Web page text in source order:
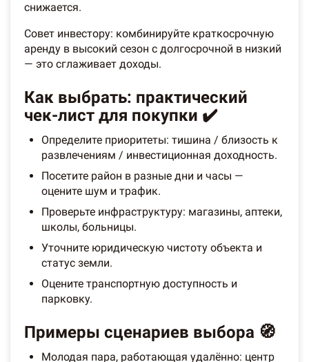
снижается.
Совет инвестору: комбинируйте краткосрочную
аренду в высокий сезон с долгосрочной в низкий
— это сглаживает доходы.
Как выбрать: практический
чек-лист для покупки ✔️
Определите приоритеты: тишина / близость к
развлечениям / инвестиционная доходность.
Посетите район в разные дни и часы —
оцените шум и трафик.
Проверьте инфраструктуру: магазины, аптеки,
школы, больницы.
Уточните юридическую чистоту объекта и
статус земли.
Оцените транспортную доступность и
парковку.
Примеры сценариев выбора 🧭
Молодая пара, работающая удалённо: центр